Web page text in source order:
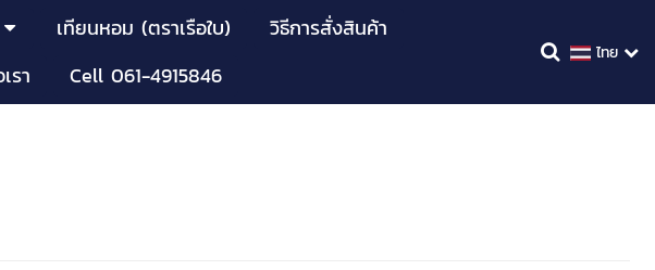
เทียนหอม (ตราเรือใบ)
วิธีการสั่งสินค้า
รา Cell 061-4915846
ไทย